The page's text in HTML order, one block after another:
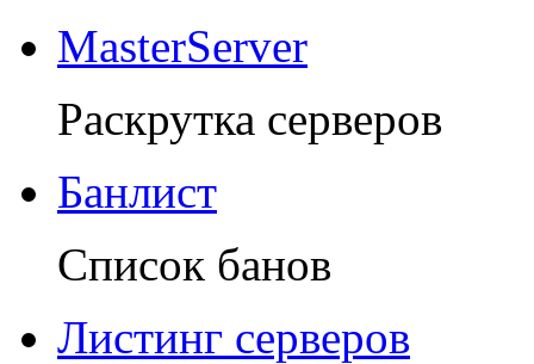
MasterServer
Раскрутка серверов
Банлист
Список банов
Листинг серверов